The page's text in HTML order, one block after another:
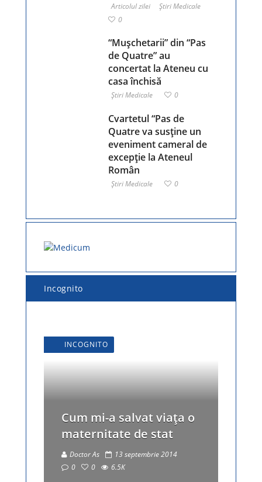
Articolul zilei
Ştiri Medicale
0
“Mușchetarii” din “Pas
de Quatre” au
concertat la Ateneu cu
casa închisă
Ştiri Medicale 0
Cvartetul “Pas de
Quatre va susține un
eveniment cameral de
excepție la Ateneul
Român
Ştiri Medicale 0
Incognito
INCOGNITO
Cum mi-a salvat viaţa o
maternitate de stat
Doctor As
13 septembrie 2014
0
0 6.5K